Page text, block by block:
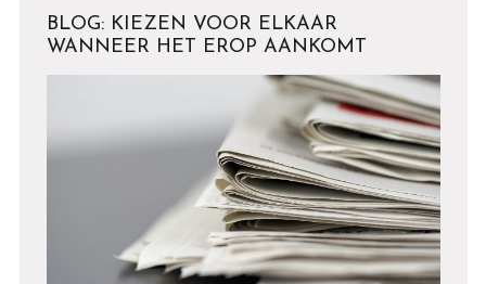
BLOG: KIEZEN VOOR ELKAAR
WANNEER HET EROP AANKOMT